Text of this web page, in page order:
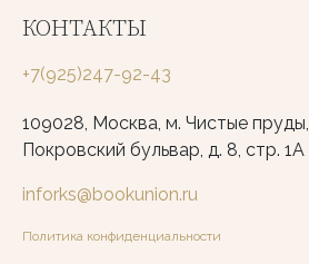
КОНТАКТЫ
+7(925)247-92-43
109028, Москва, м. Чистые пруды,
Покровский бульвар, д. 8, стр. 1А
inforks@bookunion.ru
Политика конфиденциальности